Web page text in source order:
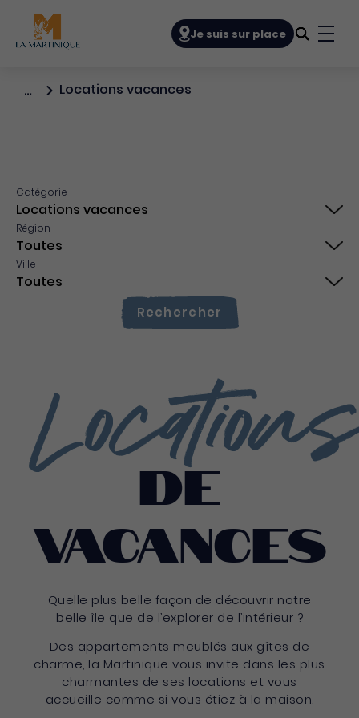
Je suis sur place
… Locations vacances
Catégorie
Région
Ville
Rechercher
Locations
de
vacances
Quelle plus belle façon de découvrir notre
belle île que de l’explorer de l’intérieur ?
Des appartements meublés aux gîtes de
charme, la Martinique vous invite dans les plus
charmantes de ses locations et vous
accueille comme si vous étiez à la maison.